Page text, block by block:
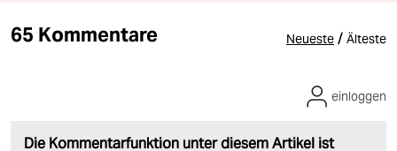
65 Kommentare Neueste / Älteste
Die Kommentarfunktion unter diesem Artikel ist
einloggen